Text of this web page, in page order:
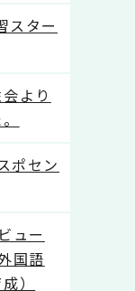
ター
より
ポセン
ュー
国語
）